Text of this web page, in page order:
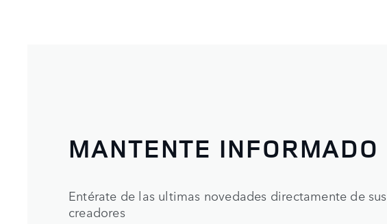
MANTENTE INFORMADO
Entérate de las ultimas novedades directamente de sus
creadores